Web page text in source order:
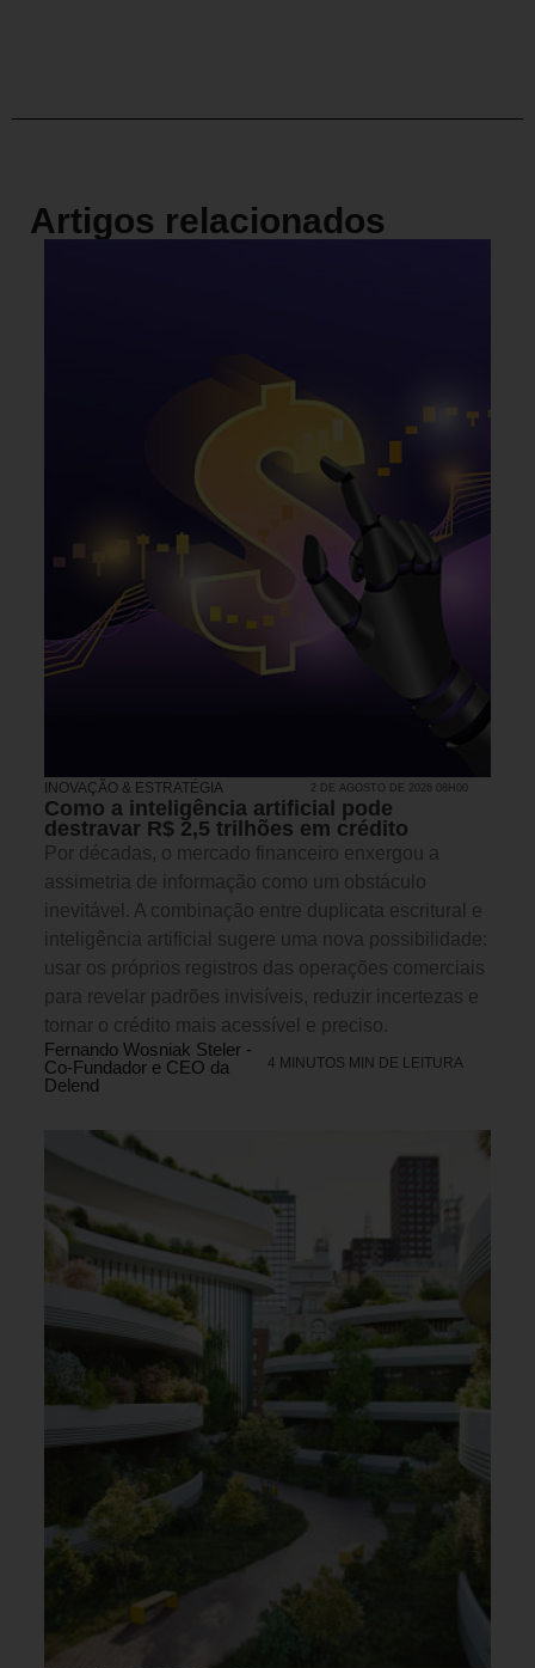
Artigos relacionados
INOVAÇÃO & ESTRATÉGIA 2 DE AGOSTO DE 2026 08H00
Como a inteligência artificial pode
destravar R$ 2,5 trilhões em crédito
Por décadas, o mercado financeiro enxergou a
assimetria de informação como um obstáculo
inevitável. A combinação entre duplicata escritural e
inteligência artificial sugere uma nova possibilidade:
usar os próprios registros das operações comerciais
para revelar padrões invisíveis, reduzir incertezas e
tornar o crédito mais acessível e preciso.
Fernando Wosniak Steler -
Co-Fundador e CEO da
Delend
4 MINUTOS MIN DE LEITURA